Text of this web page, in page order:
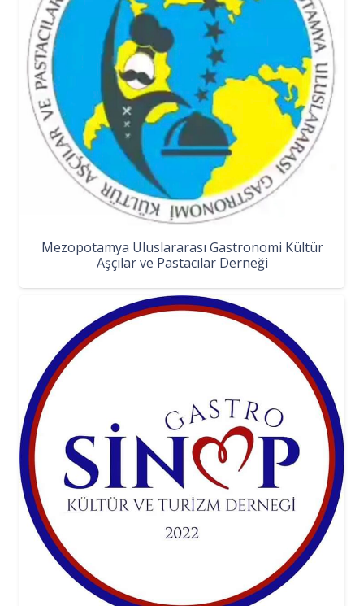
Mezopotamya Uluslararası Gastronomi Kültür
Aşçılar ve Pastacılar Derneği